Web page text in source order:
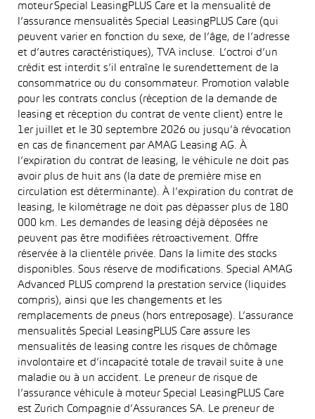
moteur Special LeasingPLUS Care et la mensualité de
l’assurance mensualités Special LeasingPLUS Care (qui
peuvent varier en fonction du sexe, de l’âge, de l’adresse
et d’autres caractéristiques), TVA incluse. L’octroi d’un
crédit est interdit s’il entraîne le surendettement de la
consommatrice ou du consommateur. Promotion valable
pour les contrats conclus (réception de la demande de
leasing et réception du contrat de vente client) entre le
1er juillet et le 30 septembre 2026 ou jusqu’à révocation
en cas de financement par AMAG Leasing AG. À
l’expiration du contrat de leasing, le véhicule ne doit pas
avoir plus de huit ans (la date de première mise en
circulation est déterminante). À l’expiration du contrat de
leasing, le kilométrage ne doit pas dépasser plus de 180
000 km. Les demandes de leasing déjà déposées ne
peuvent pas être modifiées rétroactivement. Offre
réservée à la clientèle privée. Dans la limite des stocks
disponibles. Sous réserve de modifications. Special AMAG
Advanced PLUS comprend la prestation service (liquides
compris), ainsi que les changements et les
remplacements de pneus (hors entreposage). L’assurance
mensualités Special LeasingPLUS Care assure les
mensualités de leasing contre les risques de chômage
involontaire et d’incapacité totale de travail suite à une
maladie ou à un accident. Le preneur de risque de
l’assurance véhicule à moteur Special LeasingPLUS Care
est Zurich Compagnie d’Assurances SA. Le preneur de